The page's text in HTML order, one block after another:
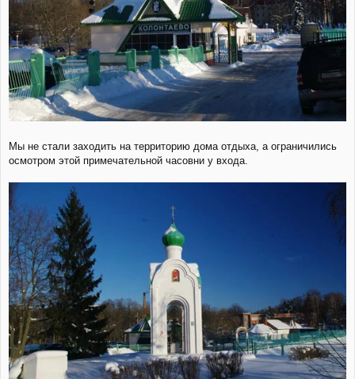
Мы не стали заходить на территорию дома отдыха, а ограничились
осмотром этой примечательной часовни у входа.